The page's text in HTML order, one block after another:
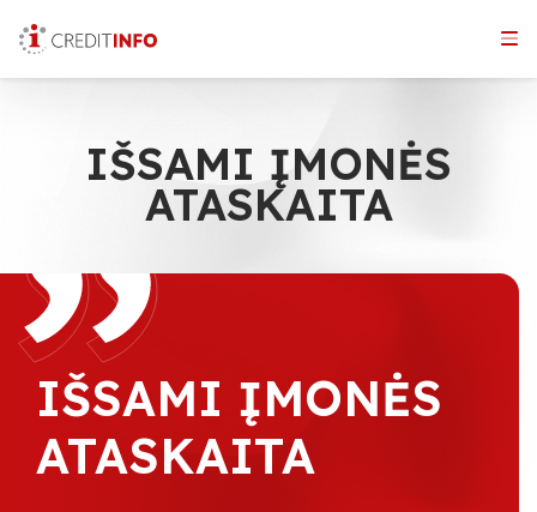
the
IŠSAMI ĮMONĖS
ATASKAITA
IŠSAMI ĮMONĖS
ATASKAITA